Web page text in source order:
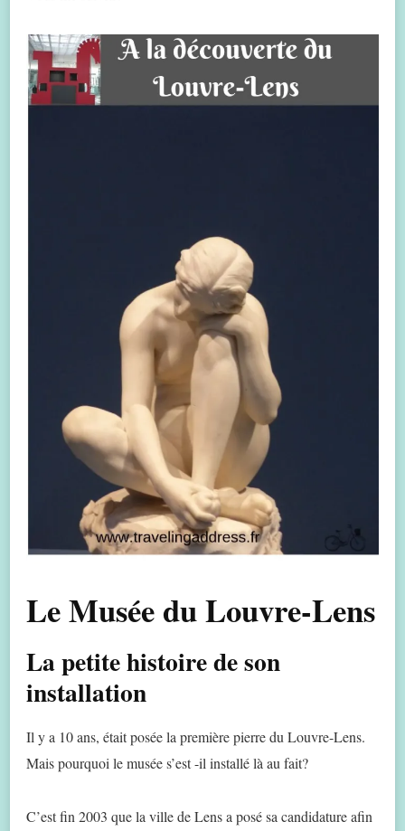
Le Musée du Louvre-Lens
La petite histoire de son
installation
Il y a 10 ans, était posée la première pierre du Louvre-Lens.
Mais pourquoi le musée s’est -il installé là au fait?
C’est fin 2003 que la ville de Lens a posé sa candidature afin